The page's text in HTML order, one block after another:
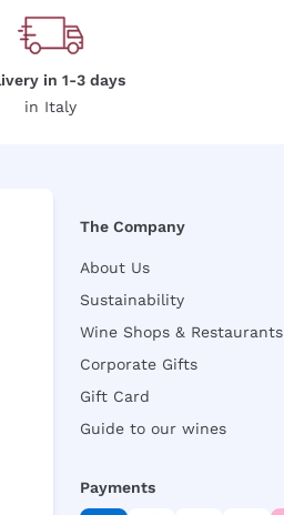
in 1-3 days
in Italy
The Company
About Us
Sustainability
Wine Shops & Restaurants
Corporate Gifts
Gift Card
Guide to our wines
Payments